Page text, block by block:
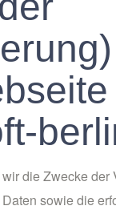
die Zwecke der
sowie die